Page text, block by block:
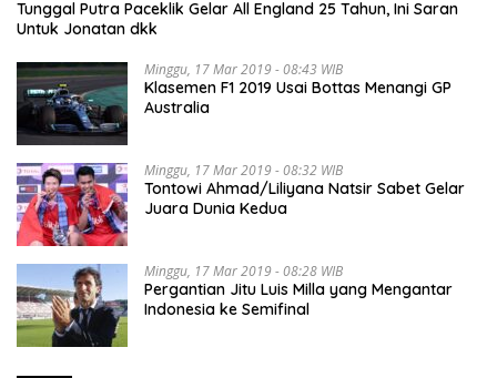
Tunggal Putra Paceklik Gelar All England 25 Tahun, Ini Saran
Untuk Jonatan dkk
Minggu, 17 Mar 2019 - 08:43 WIB
Klasemen F1 2019 Usai Bottas Menangi GP
Australia
Minggu, 17 Mar 2019 - 08:32 WIB
Tontowi Ahmad/Liliyana Natsir Sabet Gelar
Juara Dunia Kedua
Minggu, 17 Mar 2019 - 08:28 WIB
Pergantian Jitu Luis Milla yang Mengantar
Indonesia ke Semifinal